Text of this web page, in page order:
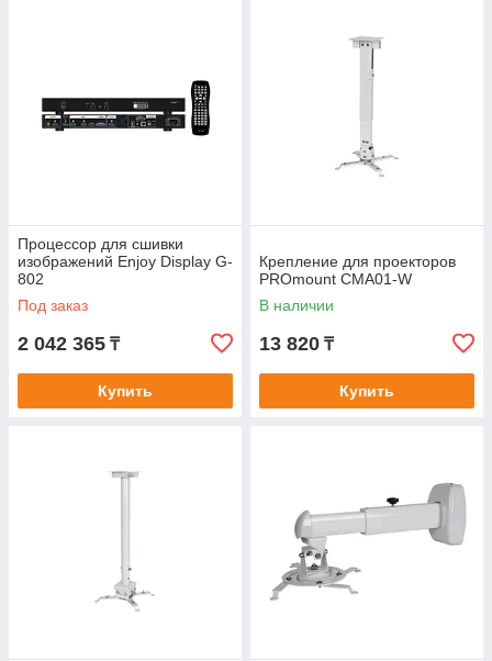
Процессор для сшивки
изображений Enjoy Display G-
802
Под заказ
2 042 365 ₸
Купить
Крепление для проекторов
PROmount CMA01-W
В наличии
13 820 ₸
Купить